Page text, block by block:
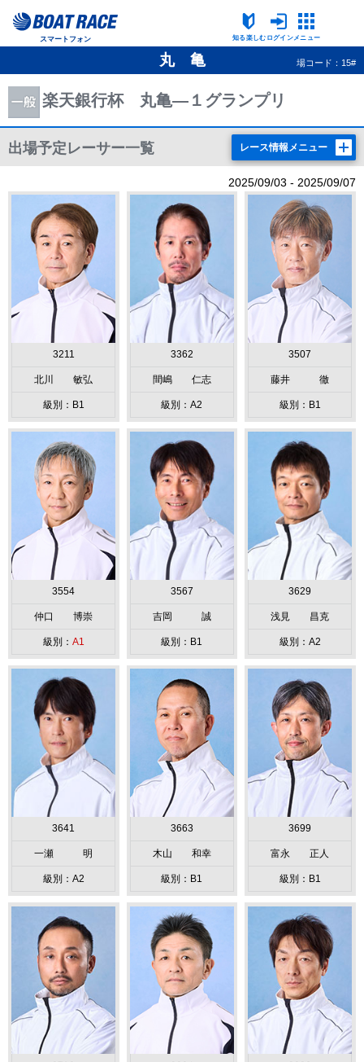
スマートフォン 知る楽しむ ログインメニュー
丸 亀 場コード：15#
楽天銀行杯 丸亀—１グランプリ
出場予定レーサー一覧 レース情報メニュー
2025/09/03 - 2025/09/07
3211
北川 敏弘
級別：B1
3362
間嶋 仁志
級別：A2
3507
藤井 徹
級別：B1
3554
仲口 博崇
級別： A1
3567
吉岡 誠
級別：B1
3629
浅見 昌克
級別：A2
3641
一瀬 明
級別：A2
3663
木山 和幸
級別：B1
3699
富永 正人
級別：B1